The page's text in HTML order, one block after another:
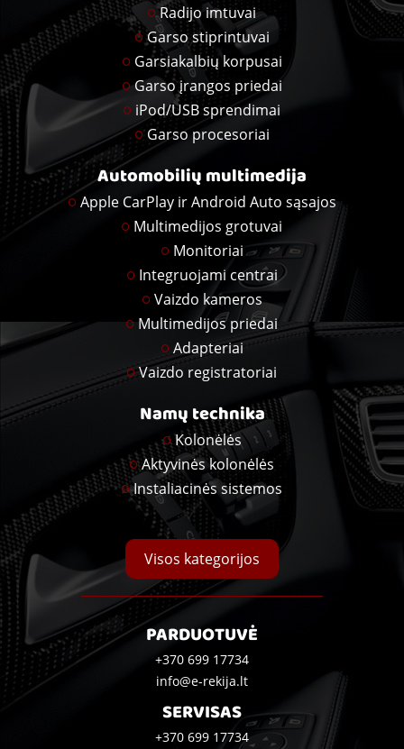
Radijo imtuvai
Garso stiprintuvai
Garsiakalbių korpusai
Garso įrangos priedai
iPod/USB sprendimai
Garso procesoriai
Automobilių multimedija
Apple CarPlay ir Android Auto sąsajos
Multimedijos grotuvai
Monitoriai
Integruojami centrai
Vaizdo kameros
Multimedijos priedai
Adapteriai
Vaizdo registratoriai
Namų technika
Kolonėlės
Aktyvinės kolonėlės
Instaliacinės sistemos
Visos kategorijos
PARDUOTUVĖ
+370 699 17734
info@e-rekija.lt
SERVISAS
+370 699 17734